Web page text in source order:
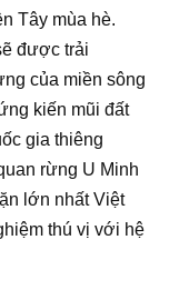
Tây mùa hè.
được trải
của miền sông
kiến mũi đất
gia thiêng
rừng U Minh
lớn nhất Việt
thú vị với hệ